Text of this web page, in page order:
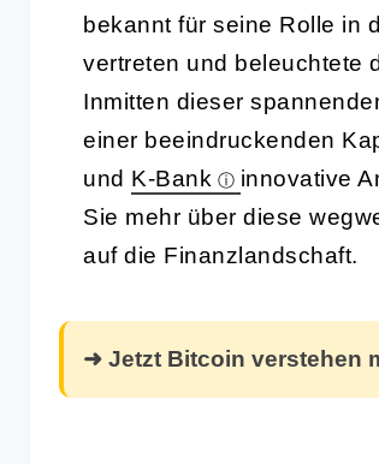
bekannt für seine Rolle in
vertreten und beleuchtete
Inmitten dieser
einer beeindruckenden
und K-Bank innovative
Sie mehr über diese
auf die Finanzlandschaft.
➜ Jetzt Bitcoin verstehen